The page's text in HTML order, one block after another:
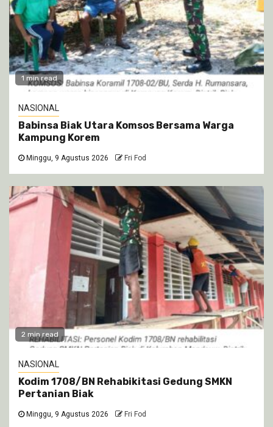
1 min read
NASIONAL
Babinsa Biak Utara Komsos Bersama Warga
Kampung Korem
Minggu, 9 Agustus 2026 Fri Fod
2 min read
NASIONAL
Kodim 1708/BN Rehabikitasi Gedung SMKN
Pertanian Biak
Minggu, 9 Agustus 2026 Fri Fod